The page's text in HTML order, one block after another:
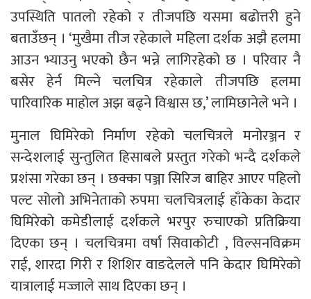
उपस्थिति पातलो रहेको र तीजपछि यसमा बढोत्तरी हुने
बताउँछन् । ‘मुखैमा तीज रहेकाले महिला दर्शक अझै हलमा
आउन भ्याउनु भएको छैन भन्ने लागिरहेको छ । परिवार नै
बसेर हेर्न मिल्ने चलचित्र रहेकाले तीजपछि हलमा
पारिवारिक माहोल अझ बढ्ने विश्वास छ,’ लामिछानेले भने ।
मुनाल घिमिरेको निर्माण रहेको चलचित्रले मनोरञ्जन र
सन्देशलाई सुन्तुलित हिसाबले प्रस्तुत गरेको भन्दै दर्शकले
प्रशंसा गरेका छन् । छक्का पञ्जा सिरिज बाहिर आएर पहिलो
पल्ट सोलो अभिनेताको रुपमा चलचित्रलाई हाँकेका केदार
घिमिरेको कमेडीलाई दर्शकले भरपुर रुचाएको प्रतिक्रिया
दिएका छन् । चलचित्रमा वर्षा सिवाकोटी , विल्सनविक्रम
राई, शारदा गिरी र शिशिर वाङदेलले पनि केदार घिमिरेको
यात्रालाई मज्जाले साथ दिएका छन् ।